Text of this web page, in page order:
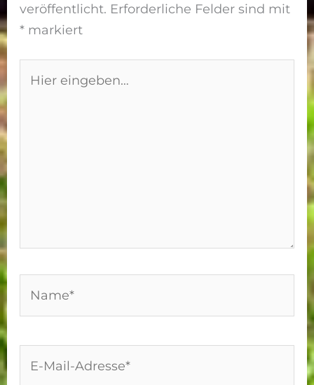
veröffentlicht. Erforderliche Felder sind mit
* markiert
eingeben…
Mail-